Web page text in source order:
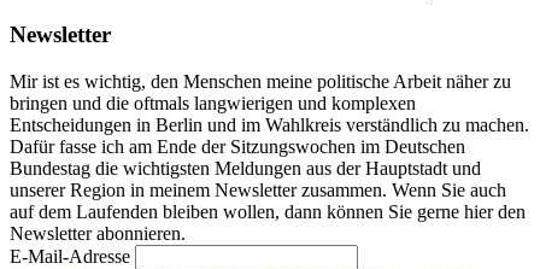
Newsletter
Mir ist es wichtig, den Menschen meine politische Arbeit näher zu
bringen und die oftmals langwierigen und komplexen
Entscheidungen in Berlin und im Wahlkreis verständlich zu machen.
Dafür fasse ich am Ende der Sitzungswochen im Deutschen
Bundestag die wichtigsten Meldungen aus der Hauptstadt und
unserer Region in meinem Newsletter zusammen. Wenn Sie auch
auf dem Laufenden bleiben wollen, dann können Sie gerne hier den
Newsletter abonnieren.
E-Mail-Adresse